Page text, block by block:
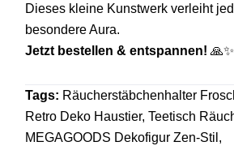
Dieses kleine Kunstwerk verleiht
besondere Aura.
Jetzt bestellen & entspannen! 🙏✨
Tags: Räucherstäbchenhalter
Retro Deko Haustier, Teetisch
MEGAGOODS Dekofigur Zen-Stil,